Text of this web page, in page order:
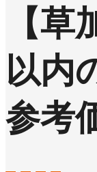
【
以内
参考